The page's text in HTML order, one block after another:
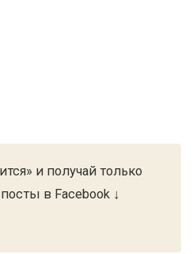
и получай только
в Facebook ↓